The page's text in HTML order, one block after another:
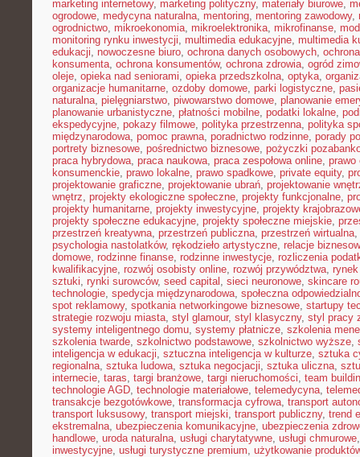
marketing internetowy, marketing polityczny, materiały biurowe,
ogrodowe, medycyna naturalna, mentoring, mentoring zawodowy,
ogrodnictwo, mikroekonomia, mikroelektronika, mikrofinanse,
monitoring rynku inwestycji, multimedia edukacyjne, multimedia
edukacji, nowoczesne biuro, ochrona danych osobowych,
konsumenta, ochrona konsumentów, ochrona zdrowia, ogród
oleje, opieka nad seniorami, opieka przedszkolna, optyka,
organizacje humanitarne, ozdoby domowe, parki logistyczne,
naturalna, pielęgniarstwo, piwowarstwo domowe, planowanie
planowanie urbanistyczne, płatności mobilne, podatki lokalne,
ekspedycyjne, pokazy filmowe, polityka przestrzenna, polityka
międzynarodowa, pomoc prawna, poradnictwo rodzinne, porady
portrety biznesowe, pośrednictwo biznesowe, pożyczki
praca hybrydowa, praca naukowa, praca zespołowa online, prawo
konsumenckie, prawo lokalne, prawo spadkowe, private equity,
projektowanie graficzne, projektowanie ubrań, projektowanie
wnętrz, projekty ekologiczne społeczne, projekty funkcjonalne,
projekty humanitarne, projekty inwestycyjne, projekty
projekty społeczne edukacyjne, projekty społeczne miejskie,
przestrzeń kreatywna, przestrzeń publiczna, przestrzeń wirtualna,
psychologia nastolatków, rękodzieło artystyczne, relacje
domowe, rodzinne finanse, rodzinne inwestycje, rozliczenia
kwalifikacyjne, rozwój osobisty online, rozwój przywództwa,
sztuki, rynki surowców, seed capital , sieci neuronowe, skincare
technologie, spedycja międzynarodowa, społeczna
spot reklamowy, spotkania networkingowe biznesowe, startupy
strategie rozwoju miasta, styl glamour, styl klasyczny, styl pracy
systemy inteligentnego domu, systemy płatnicze, szkolenia
szkolenia twarde, szkolnictwo podstawowe, szkolnictwo wyższe,
inteligencja w edukacji, sztuczna inteligencja w kulturze, sztuka
regionalna, sztuka ludowa, sztuka negocjacji, sztuka uliczna,
internecie, taras, targi branżowe, targi nieruchomości, team
technologie AGD, technologie materiałowe, telemedycyna,
transakcje bezgotówkowe, transformacja cyfrowa, transport
transport luksusowy, transport miejski, transport publiczny, trend
ekstremalna, ubezpieczenia komunikacyjne, ubezpieczenia
handlowe, uroda naturalna, usługi charytatywne, usługi chmurowe
inwestycyjne, usługi turystyczne premium, użytkowanie